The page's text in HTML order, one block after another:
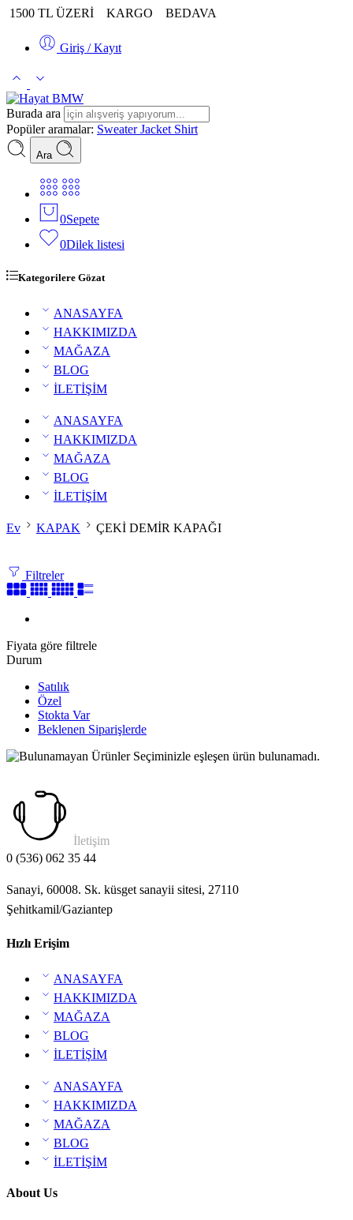
1500 TL ÜZERİ KARGO BEDAVA
Giriş / Kayıt
Burada ara
Popüler aramalar: SweaterJacket Shirt
Ara
0Sepete
0Dilek listesi
Kategorilere Gözat
ANASAYFA
HAKKIMIZDA
MAĞAZA
BLOG
İLETİŞİM
ANASAYFA
HAKKIMIZDA
MAĞAZA
BLOG
İLETİŞİM
Ev KAPAK ÇEKİ DEMİR KAPAĞI
Filtreler
Fiyata göre filtrele
Durum
Satılık
Özel
Stokta Var
Beklenen Siparişlerde
Seçiminizle eşleşen ürün bulunamadı.
İletişim
0 (536) 062 35 44
Sanayi, 60008. Sk. küsget sanayii sitesi, 27110
Şehitkamil/Gaziantep
Hızlı Erişim
ANASAYFA
HAKKIMIZDA
MAĞAZA
BLOG
İLETİŞİM
ANASAYFA
HAKKIMIZDA
MAĞAZA
BLOG
İLETİŞİM
About Us